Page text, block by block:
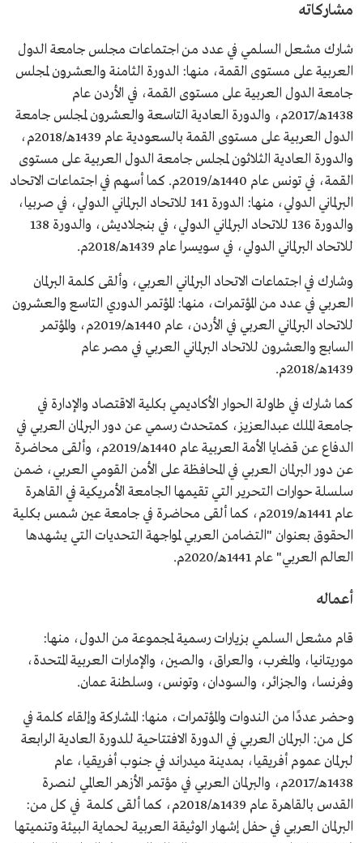
مشاركاته
شارك مشعل السلمي في عدد من اجتماعات مجلس جامعة الدول
العربية على مستوى القمة، منها: الدورة الثامنة والعشرون لمجلس
جامعة الدول العربية على مستوى القمة، في الأردن عام
1438هـ/2017م، والدورة العادية التاسعة والعشرون لمجلس جامعة
الدول العربية على مستوى القمة بالسعودية عام 1439هـ/2018م،
والدورة العادية الثلاثون لمجلس جامعة الدول العربية على مستوى
القمة، في تونس عام 1440هـ/2019م. كما أسهم في اجتماعات الاتحاد
البرلماني الدولي، منها: الدورة 141 للاتحاد البرلماني الدولي، في صربيا،
والدورة 136 للاتحاد البرلماني الدولي، في بنجلاديش، والدورة 138
للاتحاد البرلماني الدولي، في سويسرا عام 1439هـ/2018م.
وشارك في اجتماعات الاتحاد البرلماني العربي، وألقى كلمة البرلمان
العربي في عدد من المؤتمرات، منها: المؤتمر الدوري التاسع والعشرون
للاتحاد البرلماني العربي في الأردن، عام 1440هـ/2019م، والمؤتمر
السابع والعشرون للاتحاد البرلماني العربي في مصر عام
1439هـ/2018م.
كما شارك في طاولة الحوار الأكاديمي بكلية الاقتصاد والإدارة في
جامعة الملك عبدالعزيز، كمتحدث رسمي عن دور البرلمان العربي في
الدفاع عن قضايا الأمة العربية عام 1440هـ/2019م، وألقى محاضرة
عن دور البرلمان العربي في المحافظة على الأمن القومي العربي، ضمن
سلسلة حوارات التحرير التي تقيمها الجامعة الأمريكية في القاهرة
عام 1441هـ/2019م، كما ألقى محاضرة في جامعة عين شمس بكلية
الحقوق بعنوان "التضامن العربي لمواجهة التحديات التي يشهدها
العالم العربي" عام 1441هـ/2020م.
أعماله
قام مشعل السلمي بزيارات رسمية لمجموعة من الدول، منها:
موريتانيا، والمغرب، والعراق، والصين، والإمارات العربية المتحدة،
وفرنسا، والجزائر، والسودان، وتونس، وسلطنة عمان.
وحضر عددًا من الندوات والمؤتمرات، منها: المشاركة وإلقاء كلمة في
كل من: البرلمان العربي في الدورة الافتتاحية للدورة العادية الرابعة
لبرلمان عموم أفريقيا، بمدينة ميدراند في جنوب أفريقيا، عام
1438هـ/2017م، والبرلمان العربي في مؤتمر الأزهر العالمي لنصرة
القدس بالقاهرة عام 1439هـ/2018م، كما ألقى كلمة في كل من:
البرلمان العربي في حفل إشهار الوثيقة العربية لحماية البيئة وتنميتها